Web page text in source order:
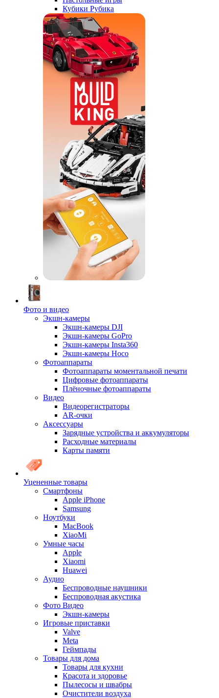
Кубики Рубика
Фото и видео
Экшн-камеры
Экшн-камеры DJI
Экшн-камеры GoPro
Экшн-камеры Insta360
Экшн-камеры Hoco
Фотоаппараты
Фотоаппараты моментальной печати
Цифровые фотоаппараты
Плёночные фотоаппараты
Видео
Видеорегистраторы
AR-очки
Аксессуары
Зарядные устройства и аккумуляторы
Расходные материалы
Карты памяти
Уцененные товары
Cмартфоны
Apple iPhone
Samsung
Ноутбуки
MacBook
XiaoMi
Умные часы
Apple
Xiaomi
Huawei
Аудио
Беспроводные наушники
Беспроводная акустика
Фото Видео
Экшн-камеры
Игровые приставки
Valve
Meta
Геймпады
Товары для дома
Товары для кухни
Красота и здоровье
Пылесосы и швабры
Очистители воздуха